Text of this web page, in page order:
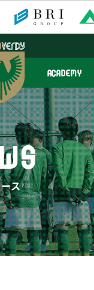
ACADEMY
ス